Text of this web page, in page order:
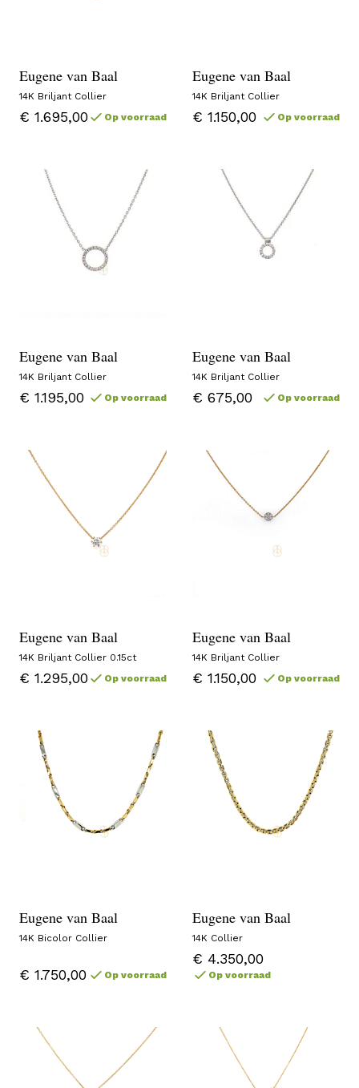
Eugene van Baal
14K Briljant Collier
€ 1.695,00 Op voorraad
Eugene van Baal
14K Briljant Collier
€ 1.150,00 Op voorraad
Eugene van Baal
14K Briljant Collier
€ 1.195,00 Op voorraad
Eugene van Baal
14K Briljant Collier
€ 675,00 Op voorraad
Eugene van Baal
14K Briljant Collier 0.15ct
€ 1.295,00 Op voorraad
Eugene van Baal
14K Briljant Collier
€ 1.150,00 Op voorraad
Eugene van Baal
14K Bicolor Collier
€ 1.750,00 Op voorraad
Eugene van Baal
14K Collier
€ 4.350,00
Op voorraad